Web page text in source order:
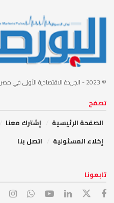
© 2023 - الجريدة الاقتصادية الأولى في مصر
تصفح
الصفحة الرئيسية
إشترك معنا
إخلاء المسئولية
اتصل بنا
تابعونا